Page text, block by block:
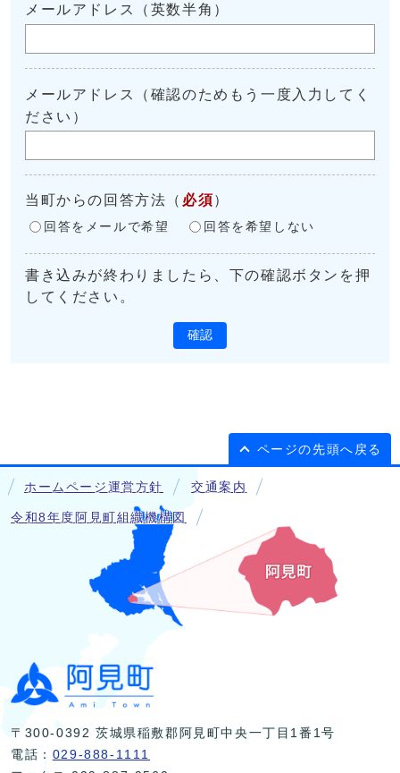
メールアドレス（英数半角）
メールアドレス（確認のためもう一度入力してく
ださい）
当町からの回答方法 （ 必須 ）
回答をメールで希望 回答を希望しない
書き込みが終わりましたら、下の確認ボタンを押
してください。
確認
ページの先頭へ戻る
ホームページ運営方針 交通案内
令和8年度阿見町組織機構図
〒300-0392 茨城県稲敷郡阿見町中央一丁目1番1号
電話： 029-888-1111